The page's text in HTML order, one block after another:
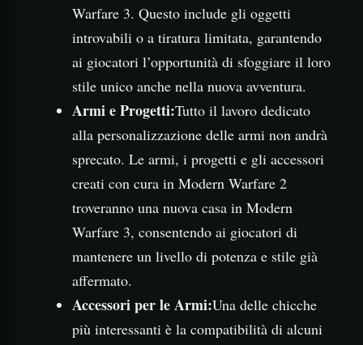
Warfare 3. Questo include gli oggetti
introvabili o a tiratura limitata, garantendo
ai giocatori l’opportunità di sfoggiare il loro
stile unico anche nella nuova avventura.
Armi e Progetti:Tutto il lavoro dedicato
alla personalizzazione delle armi non andrà
sprecato. Le armi, i progetti e gli accessori
creati con cura in Modern Warfare 2
troveranno una nuova casa in Modern
Warfare 3, consentendo ai giocatori di
mantenere un livello di potenza e stile già
affermato.
Accessori per le Armi:Una delle chicche
più interessanti è la compatibilità di alcuni